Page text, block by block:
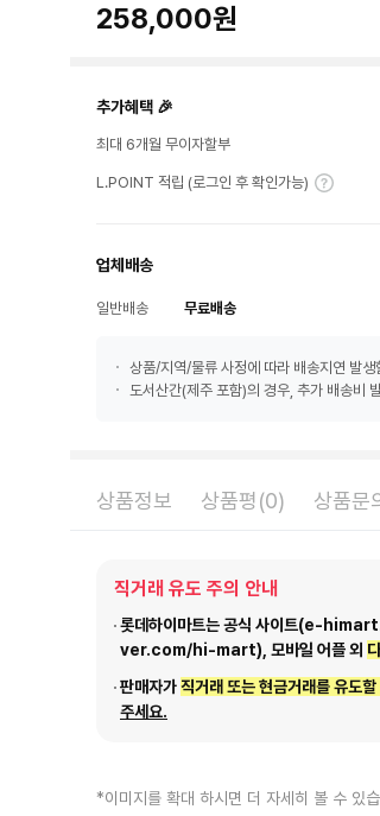
258,000원
추가혜택 🎉
최대 6개월 무이자할부
L.POINT 적립 (로그인 후 확인가능)
업체배송
일반배송 무료배송
상품/지역/물류 사정에 따라 배송지연 발생
도서산간(제주 포함)의 경우, 추가 배송비
상품정보 상품평(0) 상품문
직거래 유도 주의 안내
롯데하이마트는 공식 사이트(e-
ver.com/hi-mart), 모바일 어플 외
판매자가직거래 또는 현금거래를 유도할
주세요.
*이미지를 확대 하시면 더 자세히 볼 수 있